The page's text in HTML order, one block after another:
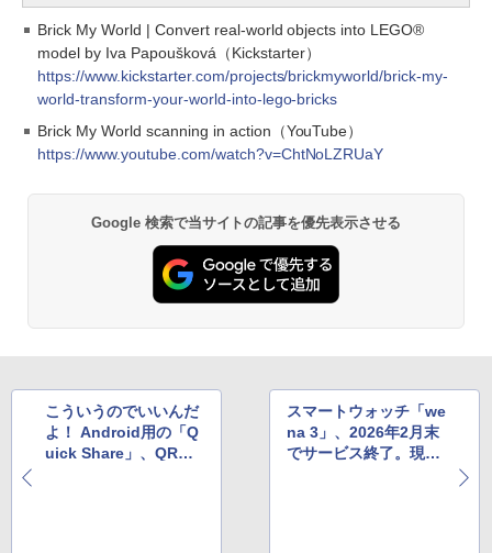
Brick My World | Convert real-world objects into LEGO®
model by Iva Papoušková（Kickstarter）
https://www.kickstarter.com/projects/brickmyworld/brick-my-
world-transform-your-world-into-lego-bricks
Brick My World scanning in action（YouTube）
https://www.youtube.com/watch?v=ChtNoLZRUaY
Google 検索で当サイトの記事を優先表示させる
こういうのでいいんだ
よ！ Android用の「Q
uick Share」、QRコ
スマートウォッチ「we
na 3」、2026年2月末
でサービス終了。現時